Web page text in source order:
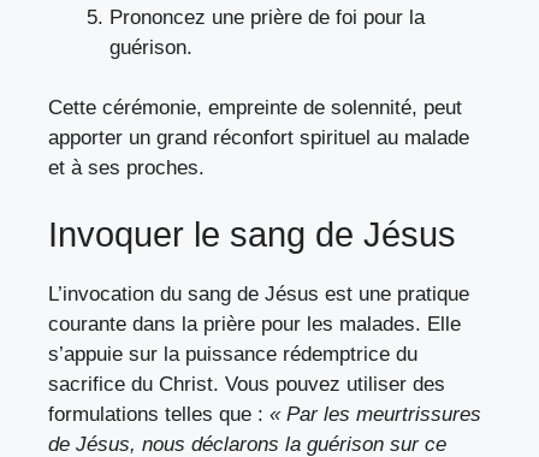
Prononcez une prière de foi pour la
guérison.
Cette cérémonie, empreinte de solennité, peut
apporter un grand réconfort spirituel au malade
et à ses proches.
Invoquer le sang de Jésus
L’invocation du sang de Jésus est une pratique
courante dans la prière pour les malades. Elle
s’appuie sur la puissance rédemptrice du
sacrifice du Christ. Vous pouvez utiliser des
formulations telles que : « Par les meurtrissures
de Jésus, nous déclarons la guérison sur ce